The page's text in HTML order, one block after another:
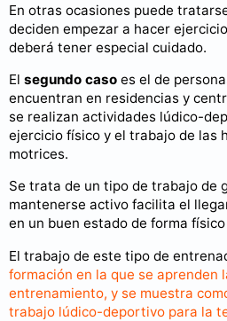
En otras ocasiones puede
deciden empezar a hacer
deberá tener especial cuidado.
El segundo caso es el de
encuentran en residencias y
se realizan actividades lúdico-
ejercicio físico y el trabajo de las
motrices.
Se trata de un tipo de trabajo de
mantenerse activo facilita el
en un buen estado de forma
El trabajo de este tipo de
formación en la que se aprenden
entrenamiento, y se muestra
trabajo lúdico-deportivo para la